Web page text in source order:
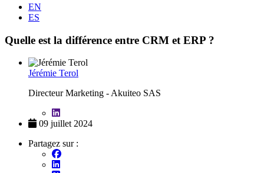
EN
ES
Quelle est la différence entre CRM et ERP ?
Jérémie Terol
Directeur Marketing - Akuiteo SAS
09 juillet 2024
Partagez sur :